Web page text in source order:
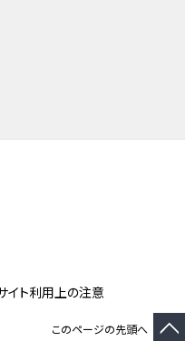
このページの先頭へ
イト利用上の注意